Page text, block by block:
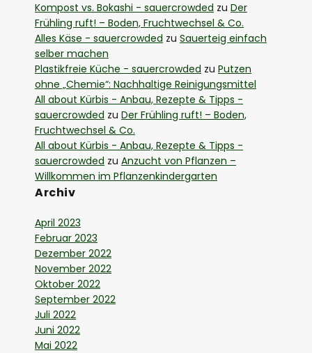
Kompost vs. Bokashi - sauercrowded zu Der
Frühling ruft! – Boden, Fruchtwechsel & Co.
Alles Käse - sauercrowded zu Sauerteig einfach
selber machen
Plastikfreie Küche - sauercrowded zu Putzen
ohne „Chemie“: Nachhaltige Reinigungsmittel
All about Kürbis - Anbau, Rezepte & Tipps -
sauercrowded zu Der Frühling ruft! – Boden,
Fruchtwechsel & Co.
All about Kürbis - Anbau, Rezepte & Tipps -
sauercrowded zu Anzucht von Pflanzen –
Willkommen im Pflanzenkindergarten
Archiv
April 2023
Februar 2023
Dezember 2022
November 2022
Oktober 2022
September 2022
Juli 2022
Juni 2022
Mai 2022